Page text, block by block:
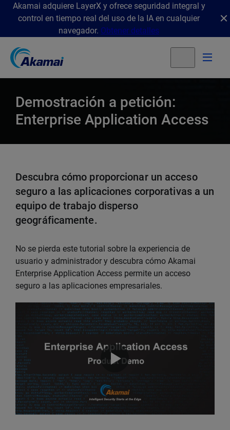
Akamai adquiere LayerX y ofrece seguridad integral y
control en tiempo real del uso de la IA en cualquier
navegador. Obtener detalles
Demostración a petición:
Enterprise Application Access
Descubra cómo proporcionar un acceso
seguro a las aplicaciones corporativas a un
equipo de trabajo disperso
geográficamente.
No se pierda este tutorial sobre la experiencia de
usuario y administrador y descubra cómo Akamai
Enterprise Application Access permite un acceso
seguro a las aplicaciones empresariales.